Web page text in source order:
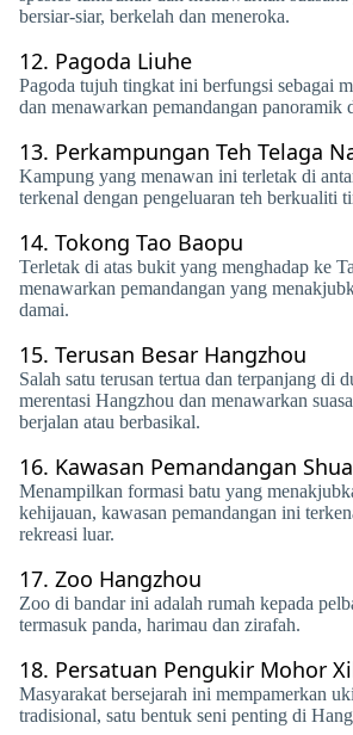
bersiar-siar, berkelah dan meneroka.
12. Pagoda Liuhe
Pagoda tujuh tingkat ini berfungsi sebagai
dan menawarkan pemandangan panoramik
13. Perkampungan Teh Telaga
Kampung yang menawan ini terletak di
terkenal dengan pengeluaran teh berkualiti
14. Tokong Tao Baopu
Terletak di atas bukit yang menghadap ke
menawarkan pemandangan yang
damai.
15. Terusan Besar Hangzhou
Salah satu terusan tertua dan terpanjang di
merentasi Hangzhou dan menawarkan
berjalan atau berbasikal.
16. Kawasan Pemandangan
Menampilkan formasi batu yang
kehijauan, kawasan pemandangan ini
rekreasi luar.
17. Zoo Hangzhou
Zoo di bandar ini adalah rumah kepada
termasuk panda, harimau dan zirafah.
18. Persatuan Pengukir Mohor
Masyarakat bersejarah ini mempamerkan
tradisional, satu bentuk seni penting di